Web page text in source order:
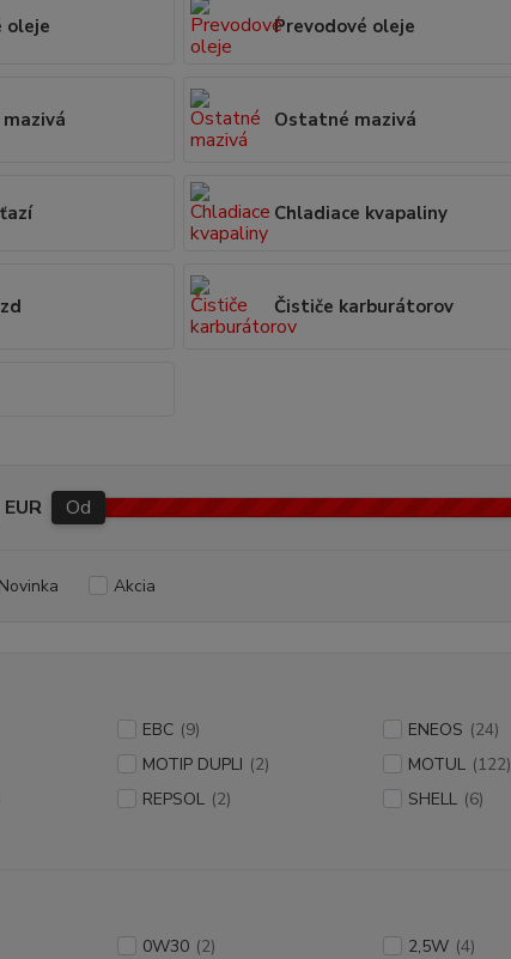
oleje Prevodové oleje
Ostatné mazivá
Chladiace kvapaliny
Čističe karburátorov
EUR Od
Novinka Akcia
EBC (9) ENEOS (24)
MOTIP DUPLI (2) MOTUL (122)
REPSOL (2) SHELL (6)
0W30 (2) 2,5W (4)